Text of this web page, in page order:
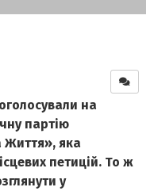
на
партію
яка
петицій. То ж
у